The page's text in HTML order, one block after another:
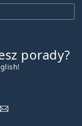
porady?